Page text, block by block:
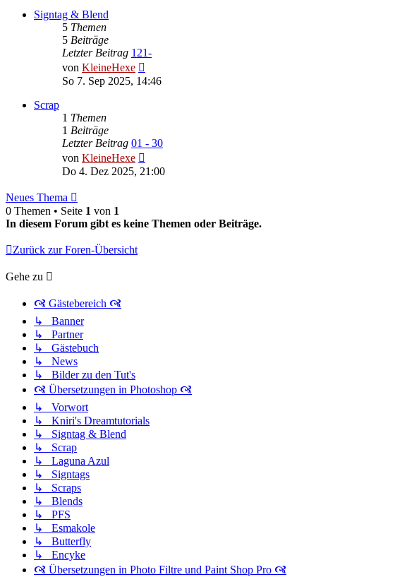
Signtag & Blend
5 Themen
5 Beiträge
Letzter Beitrag 121-
von KleineHexe
Beitrag
So 7. Sep 2025, 14:46
Scrap
1 Themen
1 Beiträge
Letzter Beitrag 01 - 30
von KleineHexe
Beitrag
Do 4. Dez 2025, 21:00
Neues Thema
0 Themen • Seite 1 von 1
In diesem Forum gibt es keine Themen oder Beiträge.
Zurück zur Foren-Übersicht
Gehe zu
🙧 Gästebereich 🙧
↳ Banner
↳ Partner
↳ Gästebuch
↳ News
↳ Bilder zu den Tut's
🙧 Übersetzungen in Photoshop 🙧
↳ Vorwort
↳ Kniri's Dreamtutorials
↳ Signtag & Blend
↳ Scrap
↳ Laguna Azul
↳ Signtags
↳ Scraps
↳ Blends
↳ PFS
↳ Esmakole
↳ Butterfly
↳ Encyke
🙧 Übersetzungen in Photo Filtre und Paint Shop Pro 🙧